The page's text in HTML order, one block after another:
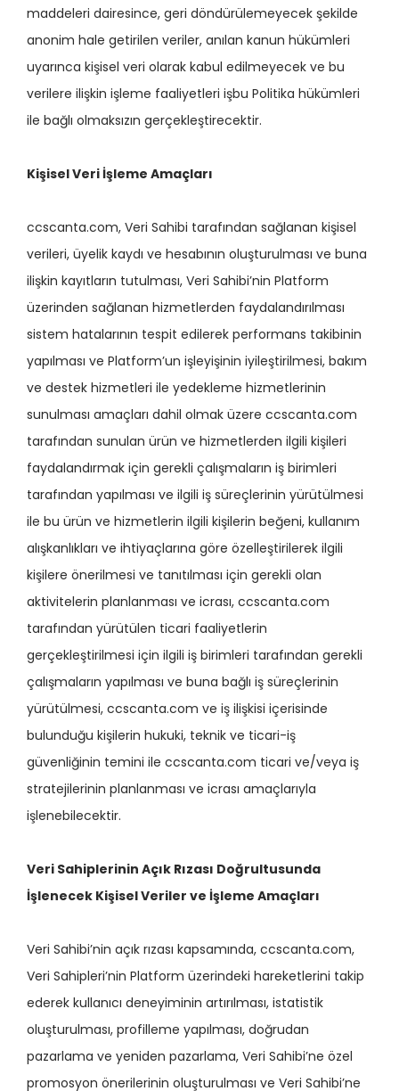
maddeleri dairesince, geri döndürülemeyecek şekilde
anonim hale getirilen veriler, anılan kanun hükümleri
uyarınca kişisel veri olarak kabul edilmeyecek ve bu
verilere ilişkin işleme faaliyetleri işbu Politika hükümleri
ile bağlı olmaksızın gerçekleştirecektir.
Kişisel Veri İşleme Amaçları
ccscanta.com, Veri Sahibi tarafından sağlanan kişisel
verileri, üyelik kaydı ve hesabının oluşturulması ve buna
ilişkin kayıtların tutulması, Veri Sahibi’nin Platform
üzerinden sağlanan hizmetlerden faydalandırılması
sistem hatalarının tespit edilerek performans takibinin
yapılması ve Platform’un işleyişinin iyileştirilmesi, bakım
ve destek hizmetleri ile yedekleme hizmetlerinin
sunulması amaçları dahil olmak üzere ccscanta.com
tarafından sunulan ürün ve hizmetlerden ilgili kişileri
faydalandırmak için gerekli çalışmaların iş birimleri
tarafından yapılması ve ilgili iş süreçlerinin yürütülmesi
ile bu ürün ve hizmetlerin ilgili kişilerin beğeni, kullanım
alışkanlıkları ve ihtiyaçlarına göre özelleştirilerek ilgili
kişilere önerilmesi ve tanıtılması için gerekli olan
aktivitelerin planlanması ve icrası, ccscanta.com
tarafından yürütülen ticari faaliyetlerin
gerçekleştirilmesi için ilgili iş birimleri tarafından gerekli
çalışmaların yapılması ve buna bağlı iş süreçlerinin
yürütülmesi, ccscanta.com ve iş ilişkisi içerisinde
bulunduğu kişilerin hukuki, teknik ve ticari-iş
güvenliğinin temini ile ccscanta.com ticari ve/veya iş
stratejilerinin planlanması ve icrası amaçlarıyla
işlenebilecektir.
Veri Sahiplerinin Açık Rızası Doğrultusunda
İşlenecek Kişisel Veriler ve İşleme Amaçları
Veri Sahibi’nin açık rızası kapsamında, ccscanta.com,
Veri Sahipleri’nin Platform üzerindeki hareketlerini takip
ederek kullanıcı deneyiminin artırılması, istatistik
oluşturulması, profilleme yapılması, doğrudan
pazarlama ve yeniden pazarlama, Veri Sahibi’ne özel
promosyon önerilerinin oluşturulması ve Veri Sahibi’ne